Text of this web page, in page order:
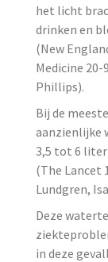
het licht
drinken en
(New
Medicine 20-
Phillips).
Bij de
aanzienlijke
3,5 tot 6
(The Lancet
Lundgren,
Deze
in deze